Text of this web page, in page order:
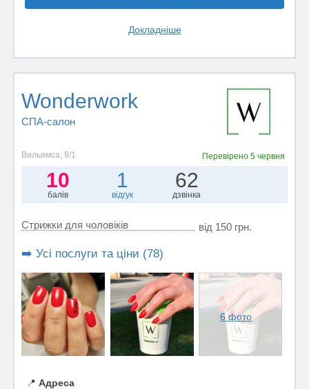
Докладніше
Wonderwork
СПА-салон
Вильямса, 9/1 Перевірено 5 червня
10
балів
1
відгук
62
дзвінка
Стрижки для чоловіків від 150 грн.
➡️ Усі послуги та ціни (78)
6 фото
📍 Адреса